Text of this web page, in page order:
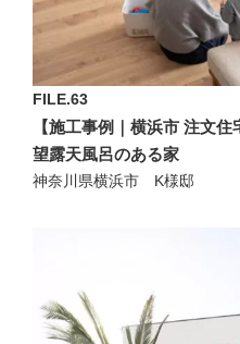
FILE.63
【施工事例｜横浜市 注文
望露天風呂のある家
神奈川県横浜市 K様邸